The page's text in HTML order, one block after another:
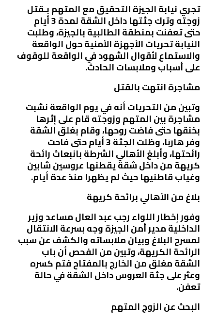
تجري نيابة الجيزة التحقيق مع المتهم بـقتل
زوجته وترك جثتها داخل الشقة لمدة 3 أيام
حتى تعفنت بمنطقة الطالبية بالجيزة، وطلبت
النيابة تحريات الأجهزة الأمنية حول الواقعة
والاستماع لأقوال الشهود في الواقعة للوقوف
على أسباب وملابسات الحادث.
مشاجرة انتهت بالقتل
وتبين من التحريات أنه في يوم الواقعة نشبت
مشاجرة بين المتهم وزوجته قام على إثرها
بخنقها حتى فاضت روحها، وقام بغلق الشقة
وفر هاربًا، وظلت الجثة 3 أيام حتى فاحت
رائحتها، وأبلغ الأهالي الشرطة بانبعاث رائحة
كريهة من داخل شقة يقطنها عروسين شابين
وغياب قاطنيها حيث لم يظهرا منذ عدة أيام.
بلاغ من الأهالي برائحة كريهة
وفور إخطار اللواء رجب عبد العال مساعد وزير
الداخلية مدير أمن الجيزة وجه بسرعة الانتقال
لمسرح البلاغ وبيان ملابساته والكشف عن سبب
الرائحة الكريهة، وتبين من الفحص أن باب
الشقة مغلق من الخارج بالمفتاح فتم كسره
وعثر على جثة العروس داخل الشقة في حالة
تعفن.
البحث عن الزوج المتهم